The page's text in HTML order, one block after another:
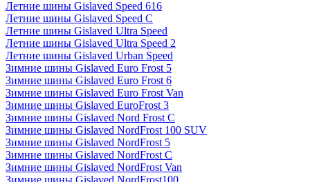
Летние шины Gislaved Speed 616
Летние шины Gislaved Speed C
Летние шины Gislaved Ultra Speed
Летние шины Gislaved Ultra Speed 2
Летние шины Gislaved Urban Speed
Зимние шины Gislaved Euro Frost 5
Зимние шины Gislaved Euro Frost 6
Зимние шины Gislaved Euro Frost Van
Зимние шины Gislaved EuroFrost 3
Зимние шины Gislaved Nord Frost C
Зимние шины Gislaved NordFrost 100 SUV
Зимние шины Gislaved NordFrost 5
Зимние шины Gislaved NordFrost C
Зимние шины Gislaved NordFrost Van
Зимние шины Gislaved NordFrost100